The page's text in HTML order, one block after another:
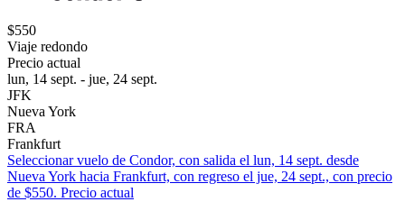
$550
Viaje redondo
Precio actual
lun, 14 sept. - jue, 24 sept.
JFK
Nueva York
FRA
Frankfurt
Seleccionar vuelo de Condor, con salida el lun, 14 sept. desde
Nueva York hacia Frankfurt, con regreso el jue, 24 sept., con precio
de $550. Precio actual